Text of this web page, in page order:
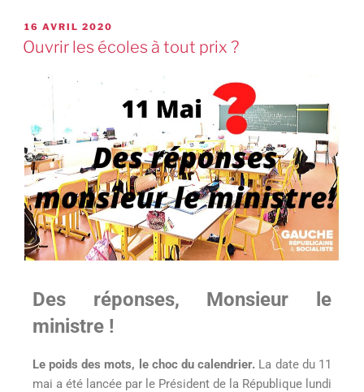
16 AVRIL 2020
Ouvrir les écoles à tout prix ?
Des réponses, Monsieur le
ministre !
Le poids des mots, le choc du calendrier. La date du 11
mai a été lancée par le Président de la République lundi